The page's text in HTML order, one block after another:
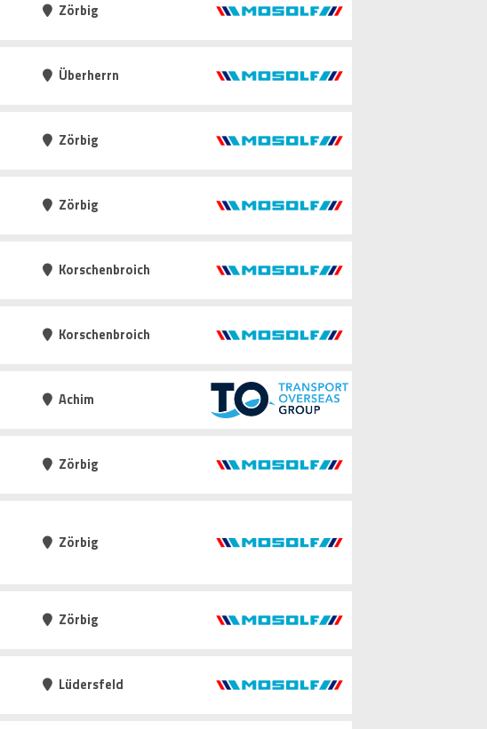
Zörbig
Überherrn
Zörbig
Zörbig
Korschenbroich
Korschenbroich
Achim
Zörbig
Zörbig
Zörbig
Lüdersfeld